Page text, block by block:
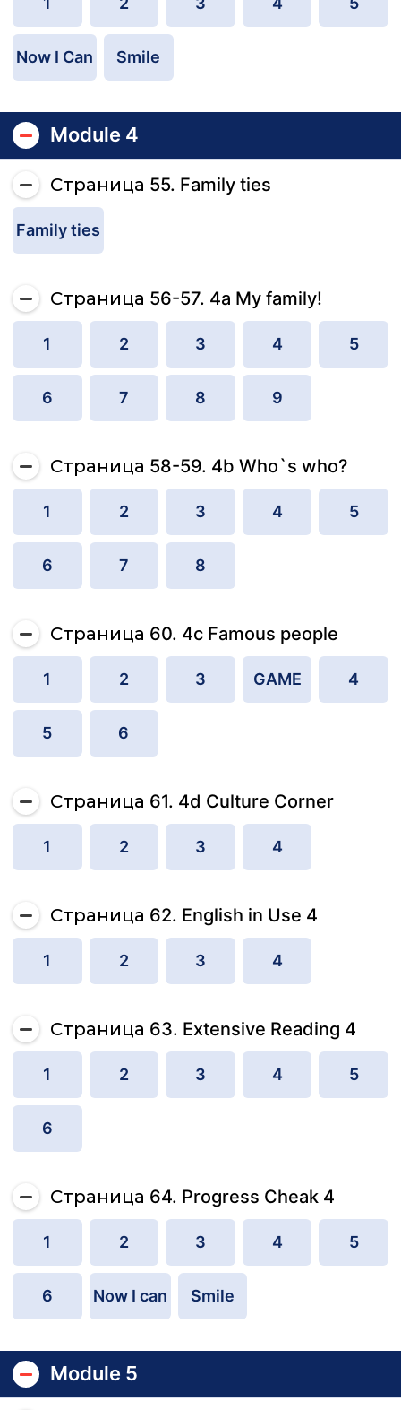
Now I Can Smile
Module 4
Страница 55. Family ties
Family ties
Страница 56-57. 4a My family!
1 2 3 4 5
6 7 8 9
Страница 58-59. 4b Who`s who?
1 2 3 4 5
6 7 8
Страница 60. 4c Famous people
1 2 3 GAME 4
5 6
Страница 61. 4d Culture Corner
1 2 3 4
Страница 62. English in Use 4
1 2 3 4
Страница 63. Extensive Reading 4
1 2 3 4 5
6
Страница 64. Progress Cheak 4
1 2 3 4 5
6 Now I can Smile
Module 5